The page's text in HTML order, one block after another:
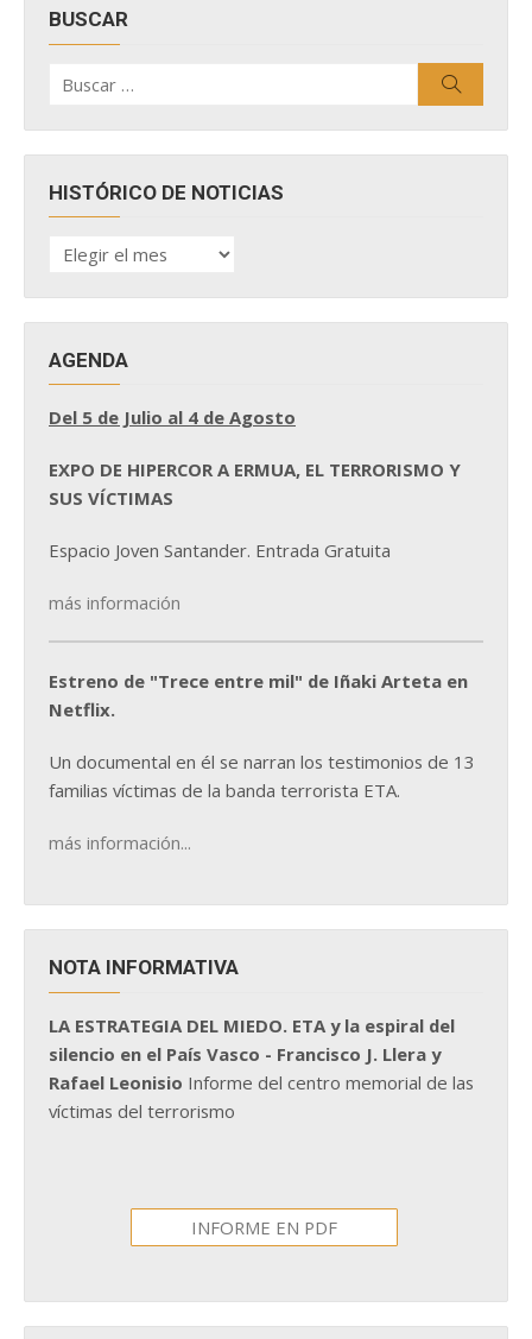
BUSCAR
por:
HISTÓRICO DE NOTICIAS
HISTÓRICO
DE
AGENDA
Del 5 de Julio al 4 de Agosto
EXPO DE HIPERCOR A ERMUA, EL TERRORISMO Y
SUS VÍCTIMAS
Espacio Joven Santander. Entrada Gratuita
más información
Estreno de "Trece entre mil" de Iñaki Arteta en
Netflix.
Un documental en él se narran los testimonios de 13
familias víctimas de la banda terrorista ETA.
más información...
NOTA INFORMATIVA
LA ESTRATEGIA DEL MIEDO. ETA y la espiral del
silencio en el País Vasco - Francisco J. Llera y
Rafael Leonisio Informe del centro memorial de las
víctimas del terrorismo
INFORME EN PDF